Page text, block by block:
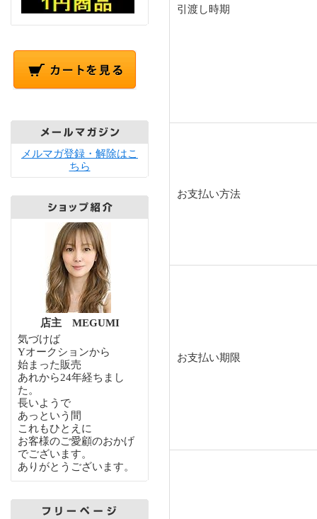
メルマガ登録・解除はこ
ちら
店主 MEGUMI
気づけば
Yオークションから
始まった販売
あれから24年経ちまし
た。
長いようで
あっという間
これもひとえに
お客様のご愛顧のおかげ
でございます。
ありがとうございます。
引渡し時期
お支払い方法
お支払い期限